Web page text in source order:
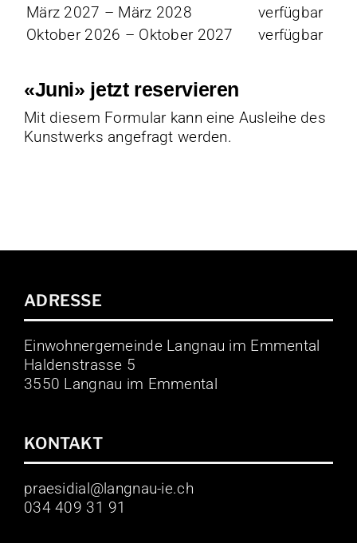
März 2027 – März 2028
verfügbar
Oktober 2026 – Oktober 2027
verfügbar
«Juni» jetzt reservieren
Mit diesem Formular kann eine Ausleihe des
Kunstwerks angefragt werden.
ADRESSE
Einwohnergemeinde Langnau im Emmental
Haldenstrasse 5
3550 Langnau im Emmental
KONTAKT
praesidial@langnau-ie.ch
034 409 31 91